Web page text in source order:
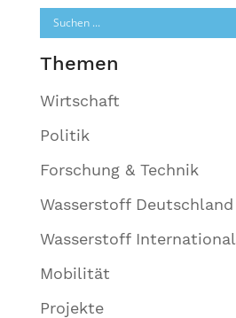
Themen
Wirtschaft
Politik
Forschung & Technik
Wasserstoff Deutschland
Wasserstoff International
Mobilität
Projekte